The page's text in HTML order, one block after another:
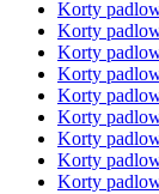
Korty
Korty
Korty
Korty
Korty
Korty
Korty
Korty
Korty